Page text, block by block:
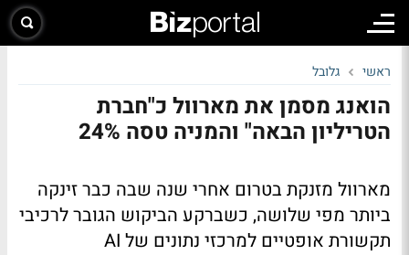
ראשי גלובל
הואנג מסמן את מארוול כ"חברת
הטריליון הבאה" והמניה טסה 24%
מארוול מזנקת בטרום אחרי שנה שבה כבר זינקה
ביותר מפי שלושה, כשברקע הביקוש הגובר לרכיבי
תקשורת אופטיים למרכזי נתונים של AI